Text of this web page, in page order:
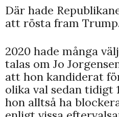
Där hade
att rösta fram
2020 hade många
talas om Jo
att hon kandiderat
olika val sedan tidigt
hon alltså ha